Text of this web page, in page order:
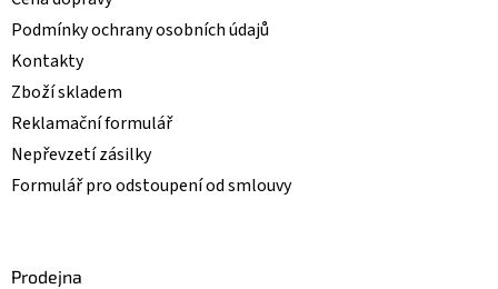
Podmínky ochrany osobních údajů
Kontakty
Zboží skladem
Reklamační formulář
Nepřevzetí zásilky
Formulář pro odstoupení od smlouvy
Prodejna